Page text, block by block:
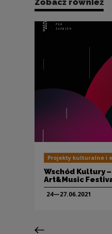
Projekty kulturalne i
Wschód Kultury
Art&Music
24—27.06.2021